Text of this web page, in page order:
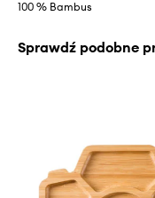
100 % Bambus
Sprawdź podobne